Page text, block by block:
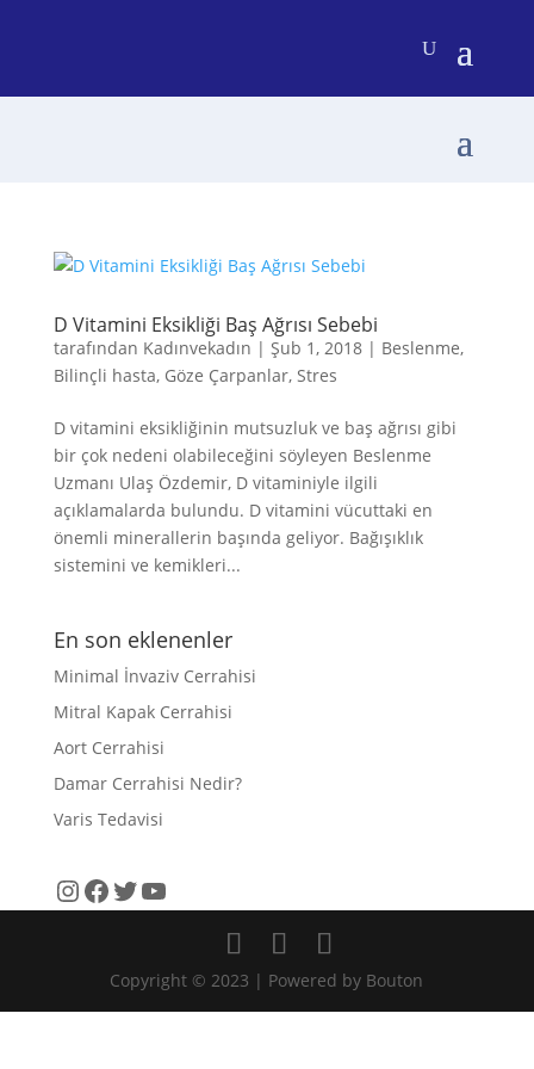
D Vitamini Eksikliği Baş Ağrısı Sebebi
tarafından Kadınvekadın | Şub 1, 2018| Beslenme,
Bilinçli hasta, Göze Çarpanlar, Stres
D vitamini eksikliğinin mutsuzluk ve baş ağrısı gibi
bir çok nedeni olabileceğini söyleyen Beslenme
Uzmanı Ulaş Özdemir, D vitaminiyle ilgili
açıklamalarda bulundu. D vitamini vücuttaki en
önemli minerallerin başında geliyor. Bağışıklık
sistemini ve kemikleri...
En son eklenenler
Minimal İnvaziv Cerrahisi
Mitral Kapak Cerrahisi
Aort Cerrahisi
Damar Cerrahisi Nedir?
Varis Tedavisi
Instagram
Facebook
Twitter
YouTube
Copyright © 2023 | Powered by Bouton